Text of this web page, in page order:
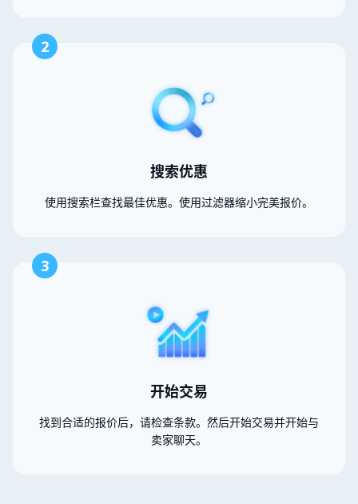
2
搜索优惠
使用搜索栏查找最佳优惠。使用过滤器缩小完美报价。
3
开始交易
找到合适的报价后，请检查条款。然后开始交易并开始与
卖家聊天。